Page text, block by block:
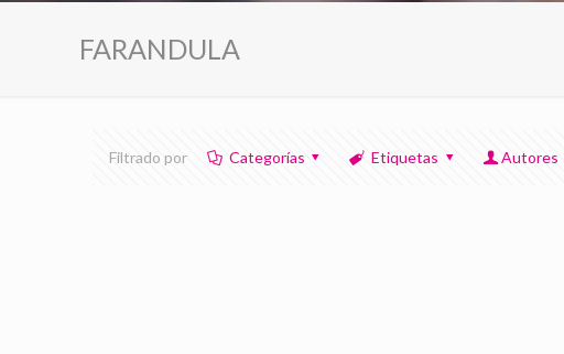
FARANDULA
Filtrado por Categorías Etiquetas Autores